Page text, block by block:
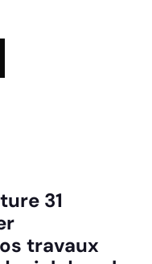
31
travaux